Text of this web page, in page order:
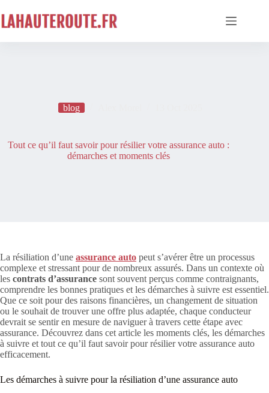
au
contenu
blog
Tout ce qu’il faut savoir pour résilier votre assurance auto :
démarches et moments clés
La résiliation d’une assurance auto peut s’avérer être un processus
complexe et stressant pour de nombreux assurés. Dans un contexte où
les contrats d’assurance sont souvent perçus comme contraignants,
comprendre les bonnes pratiques et les démarches à suivre est essentiel.
Que ce soit pour des raisons financières, un changement de situation
ou le souhait de trouver une offre plus adaptée, chaque conducteur
devrait se sentir en mesure de naviguer à travers cette étape avec
assurance. Découvrez dans cet article les moments clés, les démarches
à suivre et tout ce qu’il faut savoir pour résilier votre assurance auto
efficacement.
Les démarches à suivre pour la résiliation d’une assurance auto